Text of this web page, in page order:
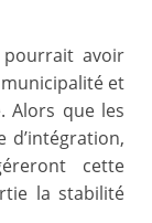
pourrait avoir
et
Alors que les
d’intégration,
cette
la stabilité